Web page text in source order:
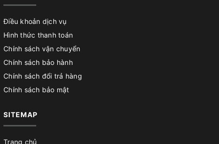
Điều khoản dịch vụ
Hình thức thanh toán
Chính sách vận chuyển
Chính sách bảo hành
Chính sách đổi trả hàng
Chính sách bảo mật
SITEMAP
Trang chủ